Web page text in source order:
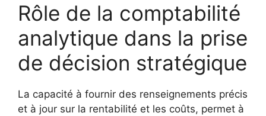
Rôle de la comptabilité
analytique dans la prise
de décision stratégique
La capacité à fournir des renseignements précis
et à jour sur la rentabilité et les coûts, permet à